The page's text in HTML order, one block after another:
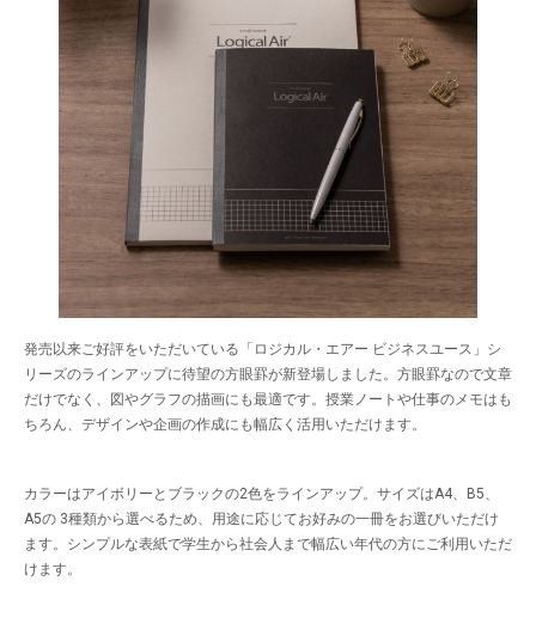
発売以来ご好評をいただいている「ロジカル・エアー ビジネスユース」シ
リーズのラインアップに待望の方眼罫が新登場しました。方眼罫なので文章
だけでなく、図やグラフの描画にも最適です。授業ノートや仕事のメモはも
ちろん、デザインや企画の作成にも幅広く活用いただけます。
カラーはアイボリーとブラックの2色をラインアップ。サイズはA4、B5、
A5の 3種類から選べるため、用途に応じてお好みの一冊をお選びいただけ
ます。シンプルな表紙で学生から社会人まで幅広い年代の方にご利用いただ
けます。